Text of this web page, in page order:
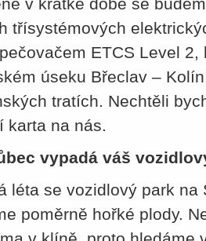
v krátké době se
třísystémových
ETCS Level
úseku Břeclav –
tratích. Nechtěli
karta na nás.
vypadá váš
léta se vozidlový park
poměrně hořké plody.